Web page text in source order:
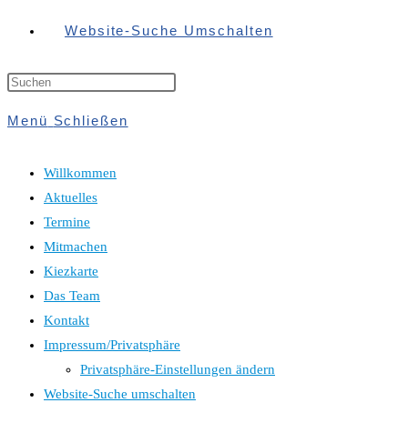
Website-Suche Umschalten
Menü Schließen
Willkommen
Aktuelles
Termine
Mitmachen
Kiezkarte
Das Team
Kontakt
Impressum/Privatsphäre
Privatsphäre-Einstellungen ändern
Website-Suche umschalten